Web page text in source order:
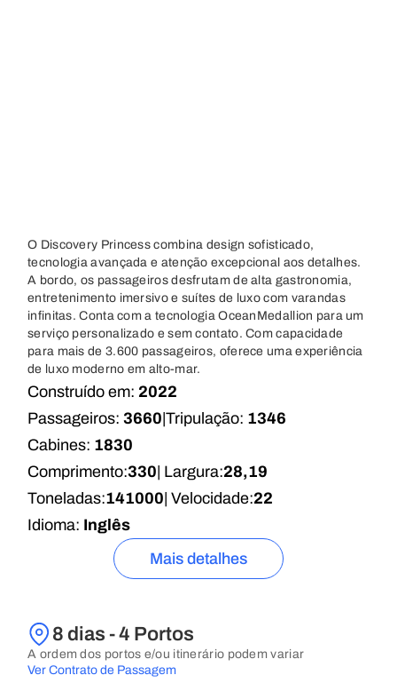
O Discovery Princess combina design sofisticado,
tecnologia avançada e atenção excepcional aos detalhes.
A bordo, os passageiros desfrutam de alta gastronomia,
entretenimento imersivo e suítes de luxo com varandas
infinitas. Conta com a tecnologia OceanMedallion para um
serviço personalizado e sem contato. Com capacidade
para mais de 3.600 passageiros, oferece uma experiência
de luxo moderno em alto-mar.
Construído em: 2022
Passageiros: 3660 Tripulação: 1346
Cabines: 1830
Comprimento:330 | Largura:28,19
Toneladas:141000 | Velocidade:22
Idioma: Inglês
Mais detalhes
8 dias - 4 Portos
A ordem dos portos e/ou itinerário podem variar
Ver Contrato de Passagem